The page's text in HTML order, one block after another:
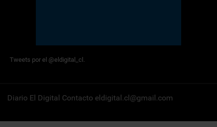
Tweets por el @eldigital_cl.
Diario El Digital Contacto eldigital.cl@gmail.com